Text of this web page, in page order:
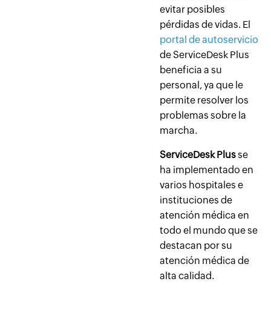
evitar posibles
pérdidas de vidas. El
portal de autoservicio
de ServiceDesk Plus
beneficia a su
personal, ya que le
permite resolver los
problemas sobre la
marcha.
ServiceDesk Plusse
ha implementado en
varios hospitales e
instituciones de
atención médica en
todo el mundo que se
destacan por su
atención médica de
alta calidad.